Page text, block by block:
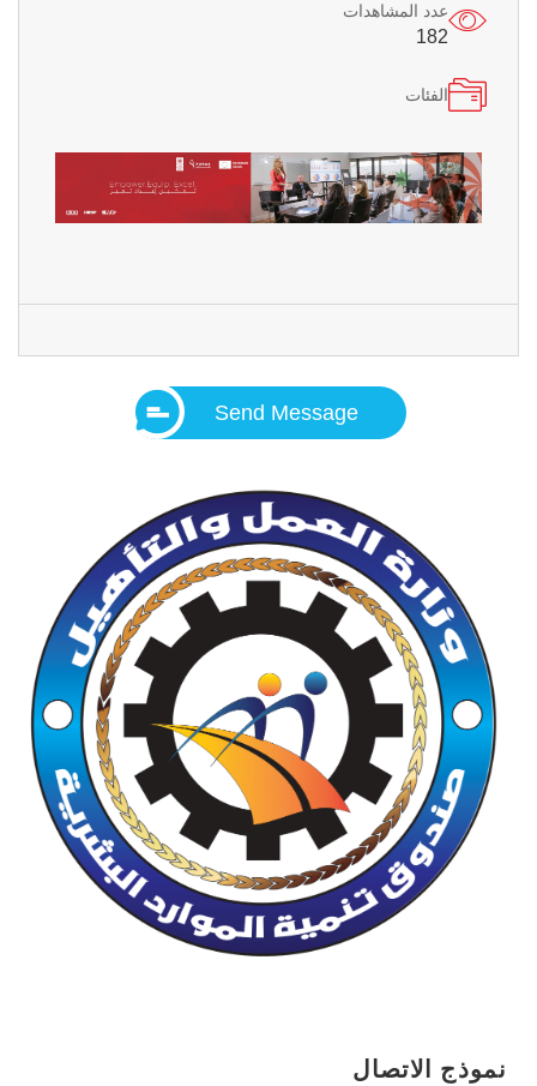
عدد المشاهدات
182
الفئات
Send Message
نموذج الاتصال